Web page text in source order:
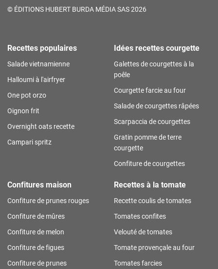
© ÉDITIONS HUBERT BURDA MÉDIA SAS 2026
Recettes populaires
Salade vietnamienne
Halloumi à l'airfryer
One pot orzo
Oignon frit
Overnight oats recette
Campari spritz
Idées recettes courgette
Galettes de courgettes à la
poêle
Courgette farcie au four
Salade de courgettes râpées
Scarpaccia de courgettes
Gratin pomme de terre
courgette
Confiture de courgettes
Confitures maison
Confiture de prunes rouges
Confiture de mûres
Confiture de melon
Confiture de figues
Confiture de prunes
Recettes à la tomate
Recette coulis de tomates
Tomates confites
Velouté de tomates
Tomate provençale au four
Tomates farcies